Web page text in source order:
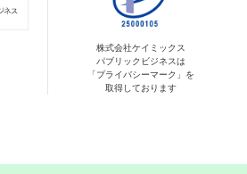
株式会社ケイミックス
パブリックビジネスは
「プライバシーマーク」を
取得しております